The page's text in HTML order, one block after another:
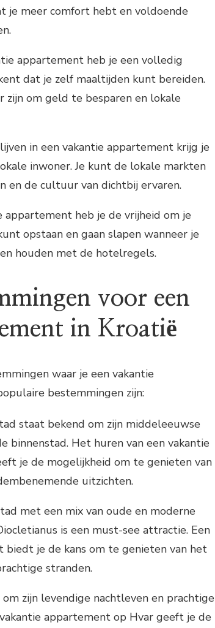
je meer comfort hebt en voldoende
appartement heb je een volledig
dat je zelf maaltijden kunt bereiden.
zijn om geld te besparen en lokale
in een vakantie appartement krijg je
inwoner. Je kunt de lokale markten
en de cultuur van dichtbij ervaren.
heb je de vrijheid om je
opstaan en gaan slapen wanneer je
houden met de hotelregels.
voor een
in Kroatië
waar je een vakantie
bestemmingen zijn:
staat bekend om zijn middeleeuwse
binnenstad. Het huren van een vakantie
je de mogelijkheid om te genieten van
uitzichten.
met een mix van oude en moderne
is een must-see attractie. Een
je de kans om te genieten van het
stranden.
zijn levendige nachtleven en prachtige
appartement op Hvar geeft je de